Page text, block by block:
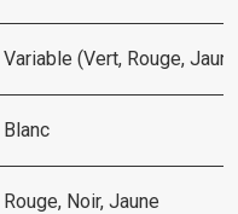
Variable (Vert, Rouge,
Blanc
Rouge, Noir, Jaune